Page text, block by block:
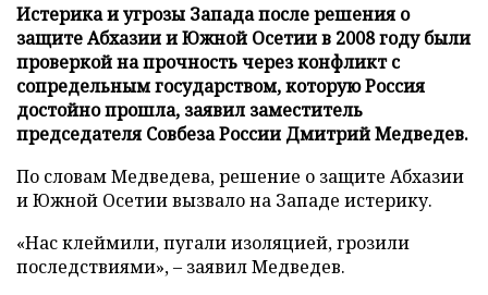
Истерика и угрозы Запада после решения о
защите Абхазии и Южной Осетии в 2008 году были
проверкой на прочность через конфликт с
сопредельным государством, которую Россия
достойно прошла, заявил заместитель
председателя Совбеза России Дмитрий Медведев.
По словам Медведева, решение о защите Абхазии
и Южной Осетии вызвало на Западе истерику.
«Нас клеймили, пугали изоляцией, грозили
последствиями», – заявил Медведев.